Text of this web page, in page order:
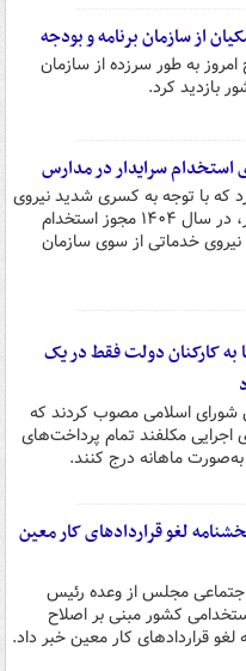
از سازمان برنامه و بودجه
به طور سرزده از سازمان
بازدید کرد.
سرایدار در مدارس
با توجه به کسری شدید نیروی
خدماتی و سرایدار، در سال ۱۴۰۴ مجوز استخدام
۲۳۹۶۱ نفر نیروی خدماتی از سوی سازمان
به کارکنان دولت فقط در یک
شورای اسلامی مصوب کردند که
اجرایی مکلفند تمام پرداخت‌های
ماهانه درج کنند.
لغو قراردادهای کار معین
مجلس از وعده رئیس
کشور مبنی بر اصلاح
لغو قراردادهای کار معین خبر داد.